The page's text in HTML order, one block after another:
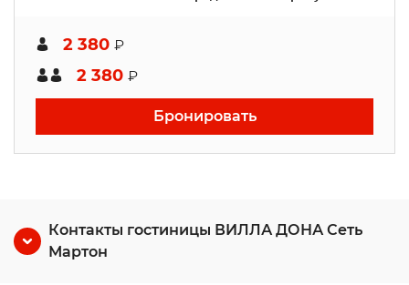
2 380 ₽
2 380 ₽
Бронировать
Контакты гостиницы ВИЛЛА ДОНА Сеть
Мартон